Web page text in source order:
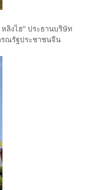
ลิงไฮ" ประธานบริษัท
รณรัฐประชาชนจีน